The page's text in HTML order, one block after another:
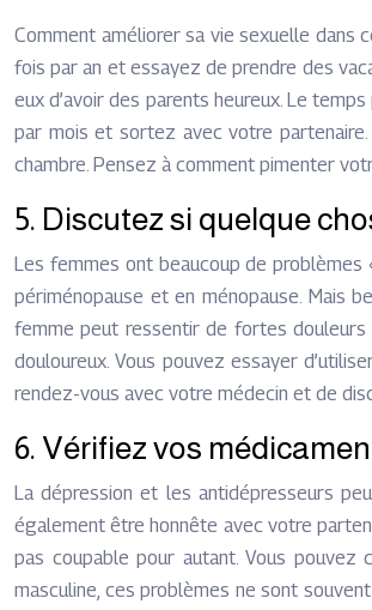
Comment améliorer sa vie sexuelle dans
fois par an et essayez de prendre des
eux d’avoir des parents heureux. Le
par mois et sortez avec votre
chambre. Pensez à comment pimenter
5. Discutez si quelque
Les femmes ont beaucoup de
périménopause et en ménopause. Mais
femme peut ressentir de fortes
douloureux. Vous pouvez essayer
rendez-vous avec votre médecin et de
6. Vérifiez vos
La dépression et les antidépresseurs
également être honnête avec votre
pas coupable pour autant. Vous pouvez
masculine, ces problèmes ne sont